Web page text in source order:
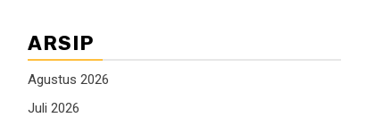
ARSIP
Agustus 2026
Juli 2026